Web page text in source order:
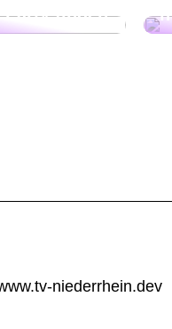
Party finden
n
niederrhein.dev